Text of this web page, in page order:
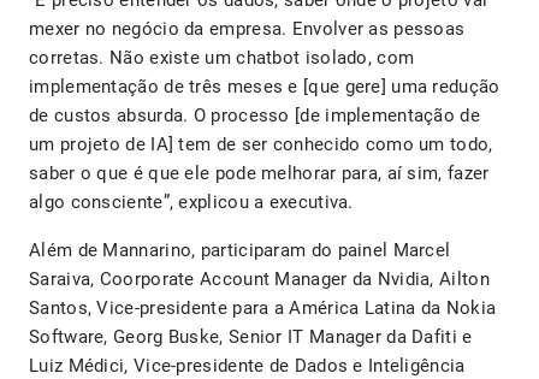
mexer no negócio da empresa. Envolver as pessoas
corretas. Não existe um chatbot isolado, com
implementação de três meses e [que gere] uma redução
de custos absurda. O processo [de implementação de
um projeto de IA] tem de ser conhecido como um todo,
saber o que é que ele pode melhorar para, aí sim, fazer
algo consciente”, explicou a executiva.
Além de Mannarino, participaram do painel Marcel
Saraiva, Coorporate Account Manager da Nvidia, Ailton
Santos, Vice-presidente para a América Latina da Nokia
Software, Georg Buske, Senior IT Manager da Dafiti e
Luiz Médici, Vice-presidente de Dados e Inteligência